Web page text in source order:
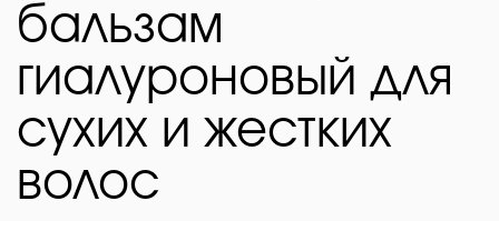
бальзам
гиалуроновый для
сухих и жестких
волос